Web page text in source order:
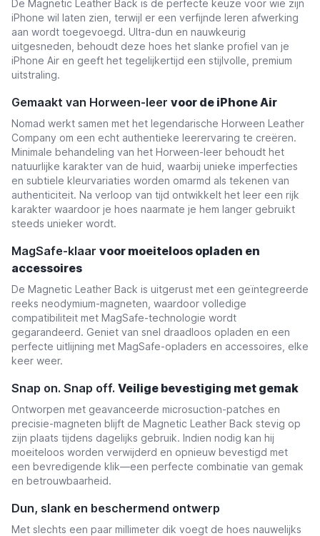
De Magnetic Leather Back is de perfecte keuze voor wie zijn
iPhone wil laten zien, terwijl er een verfijnde leren afwerking
aan wordt toegevoegd. Ultra-dun en nauwkeurig
uitgesneden, behoudt deze hoes het slanke profiel van je
iPhone Air en geeft het tegelijkertijd een stijlvolle, premium
uitstraling.
Gemaakt van Horween-leer voor de iPhone Air
Nomad werkt samen met het legendarische Horween Leather
Company om een echt authentieke leerervaring te creëren.
Minimale behandeling van het Horween-leer behoudt het
natuurlijke karakter van de huid, waarbij unieke imperfecties
en subtiele kleurvariaties worden omarmd als tekenen van
authenticiteit. Na verloop van tijd ontwikkelt het leer een rijk
karakter waardoor je hoes naarmate je hem langer gebruikt
steeds unieker wordt.
MagSafe-klaar voor moeiteloos opladen en
accessoires
De Magnetic Leather Back is uitgerust met een geïntegreerde
reeks neodymium-magneten, waardoor volledige
compatibiliteit met MagSafe-technologie wordt
gegarandeerd. Geniet van snel draadloos opladen en een
perfecte uitlijning met MagSafe-opladers en accessoires, elke
keer weer.
Snap on. Snap off. Veilige bevestiging met gemak
Ontworpen met geavanceerde microsuction-patches en
precisie-magneten blijft de Magnetic Leather Back stevig op
zijn plaats tijdens dagelijks gebruik. Indien nodig kan hij
moeiteloos worden verwijderd en opnieuw bevestigd met
een bevredigende klik—een perfecte combinatie van gemak
en betrouwbaarheid.
Dun, slank en beschermend ontwerp
Met slechts een paar millimeter dik voegt de hoes nauwelijks